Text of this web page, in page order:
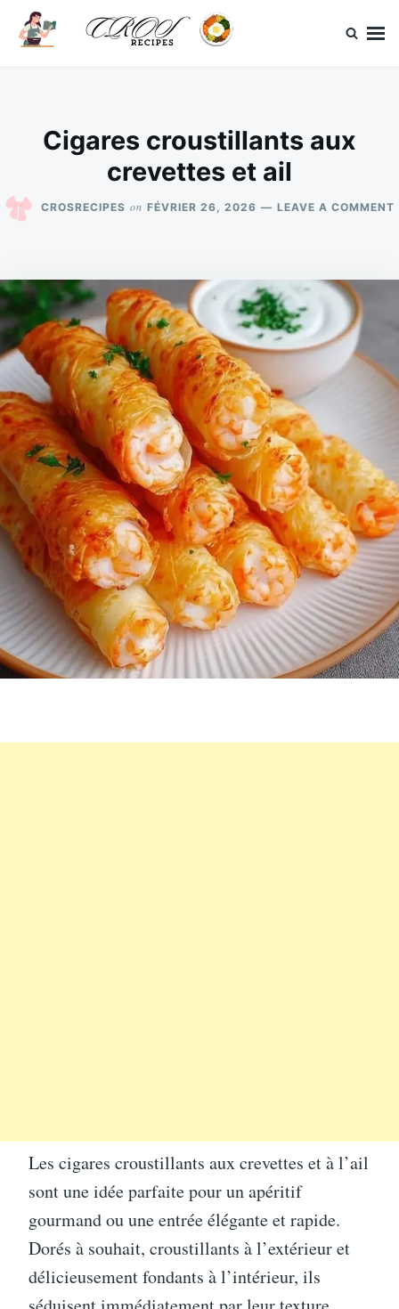
SkipSearch
for:
Cigares croustillants aux
crevettes et ail
CROSRECIPES on FÉVRIER 26, 2026 LEAVE A COMMENT
Les cigares croustillants aux crevettes et à l’ail
sont une idée parfaite pour un apéritif
gourmand ou une entrée élégante et rapide.
Dorés à souhait, croustillants à l’extérieur et
délicieusement fondants à l’intérieur, ils